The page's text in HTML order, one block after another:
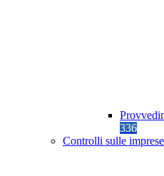
336
Controlli sulle imprese